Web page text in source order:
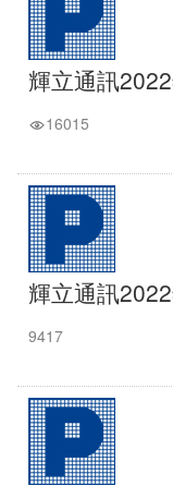
輝立通訊
16015
輝立通訊
9417